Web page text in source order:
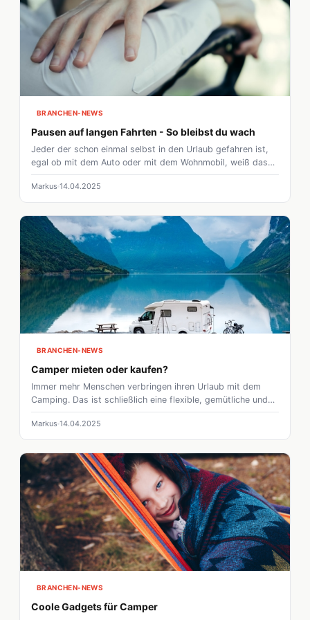
BRANCHEN-NEWS
Pausen auf langen Fahrten - So bleibst du wach
Jeder der schon einmal selbst in den Urlaub gefahren ist,
egal ob mit dem Auto oder mit dem Wohnmobil, weiß dass
man sehr schnell die Konzentration verlieren kann.
Markus 14.04.2025
BRANCHEN-NEWS
Camper mieten oder kaufen?
Immer mehr Menschen verbringen ihren Urlaub mit dem
Camping. Das ist schließlich eine flexible, gemütliche und
unabhängige Urlaubsart. Nach einigen Urlauben stellt man
sich aber dann die Frage Wohnmobil oder Wohnwagen
mieten oder kaufen?
Markus 14.04.2025
BRANCHEN-NEWS
Coole Gadgets für Camper